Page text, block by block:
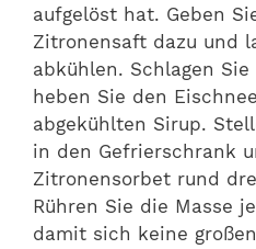
aufgelöst hat. Geben
Zitronensaft dazu und
abkühlen. Schlagen
heben Sie den
abgekühlten Sirup.
in den Gefrierschrank
Zitronensorbet rund
Rühren Sie die Masse
damit sich keine